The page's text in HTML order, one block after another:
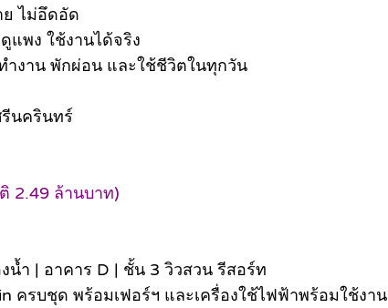
ไม่อึดอัด
แพง ใช้งานได้จริง
ำงาน พักผ่อน และใช้ชีวิตในทุกวัน
รีนครินทร์
2.49 ล้านบาท)
น้ำ | อาคาร D | ชั้น 3 วิวสวน รีสอร์ท
ครบชุด พร้อมเฟอร์ฯ และเครื่องใช้ไฟฟ้าพร้อมใช้งาน